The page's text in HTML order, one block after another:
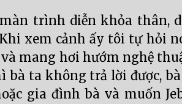
trình diễn khỏa thân,
xem cảnh ấy tôi tự hỏi
mang hơi hướm nghệ
bà ta không trả lời được,
gia đình bà và muốn